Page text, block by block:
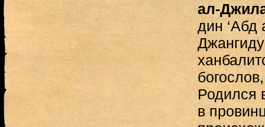
ал-
дин ‘Абд
Родился
в